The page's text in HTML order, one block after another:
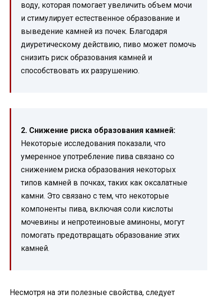
воду, которая помогает увеличить объем мочи
и стимулирует естественное образование и
выведение камней из почек. Благодаря
диуретическому действию, пиво может помочь
снизить риск образования камней и
способствовать их разрушению.
2. Снижение риска образования камней:
Некоторые исследования показали, что
умеренное употребление пива связано со
снижением риска образования некоторых
типов камней в почках, таких как оксалатные
камни. Это связано с тем, что некоторые
компоненты пива, включая соли кислоты
мочевины и непротеиновые аминоны, могут
помогать предотвращать образование этих
камней.
Несмотря на эти полезные свойства, следует